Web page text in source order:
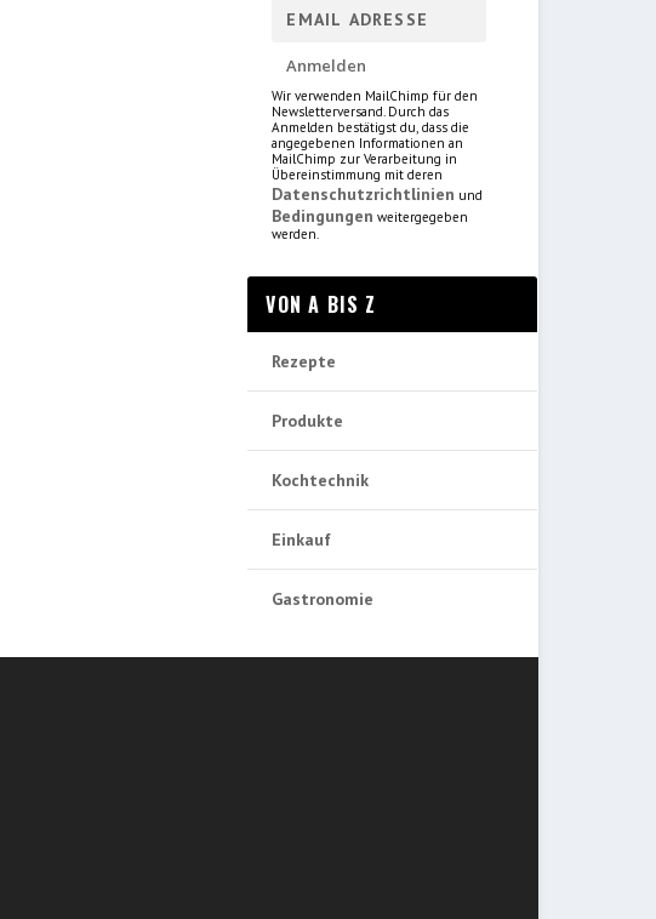
Wir verwenden MailChimp für den
Newsletterversand. Durch das
Anmelden bestätigst du, dass die
angegebenen Informationen an
MailChimp zur Verarbeitung in
Übereinstimmung mit deren
Datenschutzrichtlinien und
Bedingungen weitergegeben
werden.
VON A BIS Z
Rezepte
Produkte
Kochtechnik
Einkauf
Gastronomie